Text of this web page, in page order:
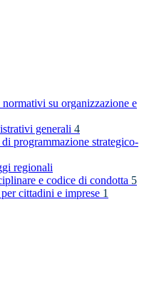
su organizzazione e
generali 4
programmazione strategico-
regionali
e codice di condotta 5
cittadini e imprese 1